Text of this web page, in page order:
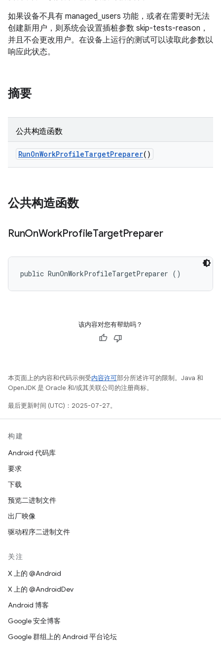
如果设备不具有 managed_users 功能，或者在需要时无法
创建新用户，则系统会设置插桩参数 skip-tests-reason，
并且不会更改用户。在设备上运行的测试可以读取此参数以
响应此状态。
摘要
公共构造函数
RunOnWorkProfileTargetPreparer()
公共构造函数
RunOnWorkProfileTargetPreparer
public RunOnWorkProfileTargetPreparer ()
该内容对您有帮助吗？
本页面上的内容和代码示例受内容许可部分所述许可的限制。Java 和
OpenJDK 是 Oracle 和/或其关联公司的注册商标。
最后更新时间 (UTC)：2025-07-27。
构建
Android 代码库
要求
下载
预览二进制文件
出厂映像
驱动程序二进制文件
关注
X 上的 @Android
X 上的 @AndroidDev
Android 博客
Google 安全博客
Google 群组上的 Android 平台论坛